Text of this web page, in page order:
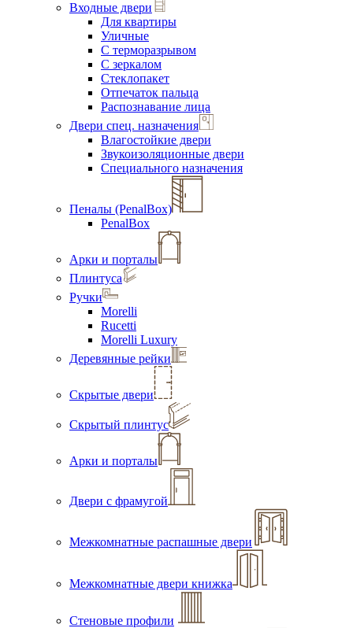
Входные двери
Для квартиры
Уличные
С терморазрывом
С зеркалом
Стеклопакет
Отпечаток пальца
Распознавание лица
Двери спец. назначения
Влагостойкие двери
Звукоизоляционные двери
Специального назначения
Пеналы (PenalBox)
PenalBox
Арки и порталы
Плинтуса
Ручки
Morelli
Rucetti
Morelli Luxury
Деревянные рейки
Скрытые двери
Скрытый плинтус
Арки и порталы
Двери с фрамугой
Межкомнатные распашные двери
Межкомнатные двери книжка
Стеновые профили